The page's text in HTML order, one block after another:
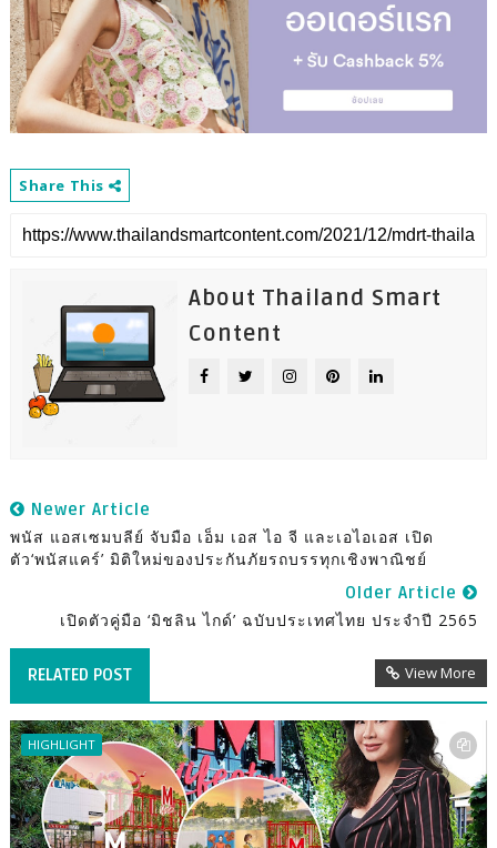
Share This
About Thailand Smart
Content
Newer Article
พนัส แอสเซมบลีย์ จับมือ เอ็ม เอส ไอ จี และเอไอเอส เปิด
ตัว‘พนัสแคร์’ มิติใหม่ของประกันภัยรถบรรทุกเชิงพาณิชย์
Older Article
เปิดตัวคู่มือ ‘มิชลิน ไกด์’ ฉบับประเทศไทย ประจำปี 2565
RELATED POST View More
HIGHLIGHT